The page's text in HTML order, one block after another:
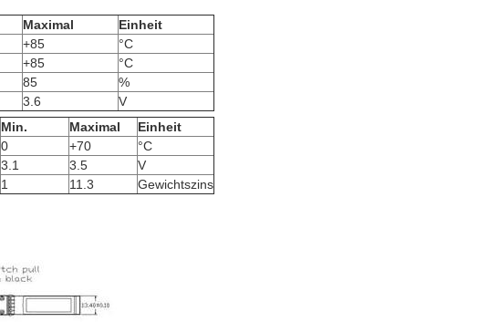
Maximal
Einheit
+85
°C
+85
°C
85
%
3.6
V
Min. Maximal
Einheit
0 +70
°C
3.1 3.5
V
1 11.3 Gewichtszins